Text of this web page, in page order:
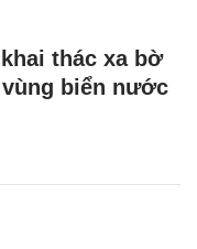
thác xa bờ
biển nước